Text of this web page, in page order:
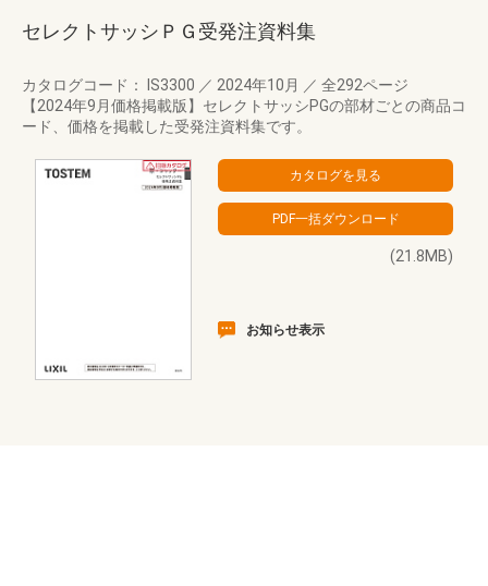
セレクトサッシＰＧ受発注資料集
カタログコード： IS3300 ／ 2024年10月 ／ 全292ページ
【2024年9月価格掲載版】セレクトサッシPGの部材ごとの商品コ
ード、価格を掲載した受発注資料集です。
(21.8MB)
お知らせ表示